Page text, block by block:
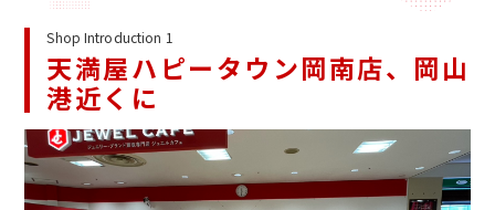
Shop Introduction 1
天満屋ハピータウン岡南店、岡山
港近くに